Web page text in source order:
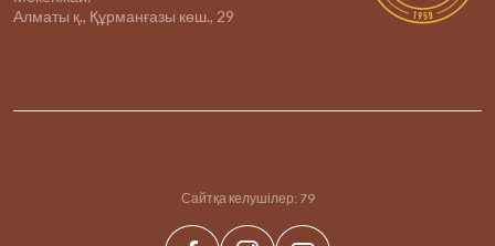
Алматы қ., Құрманғазы көш., 29
Сайтқа келушілер: 79